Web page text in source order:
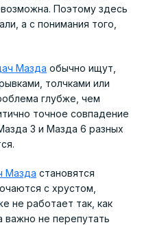
Поэтому здесь
а с понимания того,
Мазда обычно ищут,
толчками или
глубже, чем
точное совпадение
3 и Мазда 6 разных
Мазда становятся
с хрустом,
не работает так, как
не перепутать